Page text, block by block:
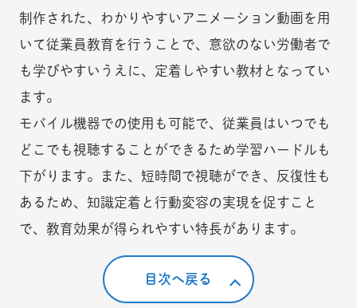
制作された、わかりやすいアニメーション動画を用
いて従業員教育を行うことで、意欲のない労働者で
も学びやすいうえに、定着しやすい教材となってい
ます。
モバイル機器での使用も可能で、従業員はいつでも
どこでも視聴することができるため学習ハードルも
下がります。また、短時間で視聴ができ、反復性も
あるため、知識定着と行動変容の実現を促すこと
で、教育効果が得られやすい特長があります。
目次へ戻る